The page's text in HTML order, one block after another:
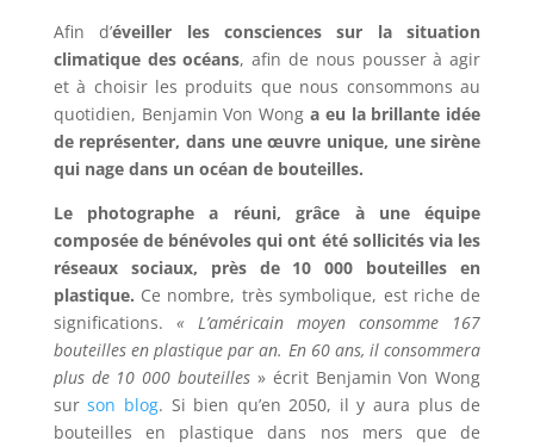
Afin d’éveiller les consciences sur la situation
climatique des océans, afin de nous pousser à agir
et à choisir les produits que nous consommons au
quotidien, Benjamin Von Wong a eu la brillante idée
de représenter, dans une œuvre unique, une sirène
qui nage dans un océan de bouteilles.
Le photographe a réuni, grâce à une équipe
composée de bénévoles qui ont été sollicités via les
réseaux sociaux, près de 10 000 bouteilles en
plastique. Ce nombre, très symbolique, est riche de
significations. « L’américain moyen consomme 167
bouteilles en plastique par an. En 60 ans, il consommera
plus de 10 000 bouteilles » écrit Benjamin Von Wong
surson blog. Si bien qu’en 2050, il y aura plus de
bouteilles en plastique dans nos mers que de